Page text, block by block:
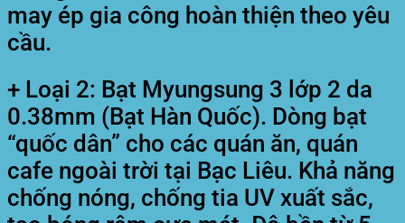
may ép gia công hoàn thiện theo yêu
cầu.
+ Loại 2: Bạt Myungsung 3 lớp 2 da
0.38mm (Bạt Hàn Quốc). Dòng bạt
“quốc dân” cho các quán ăn, quán
cafe ngoài trời tại Bạc Liêu. Khả năng
chống nóng, chống tia UV xuất sắc,